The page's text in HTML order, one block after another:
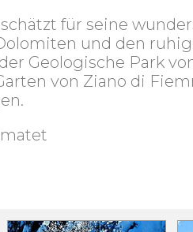
für seine
und den
Geologische Park
von Ziano di